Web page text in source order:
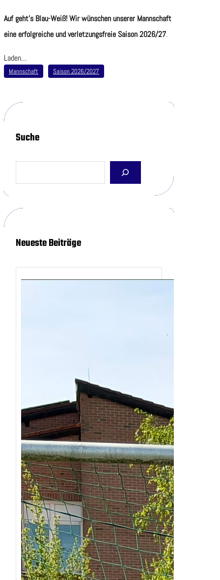
Auf geht’s Blau-Weiß! Wir wünschen unserer Mannschaft
eine erfolgreiche und verletzungsfreie Saison 2026/27.
Laden…
Mannschaft Saison 2026/2027
Suche
a
h
Neueste Beiträge